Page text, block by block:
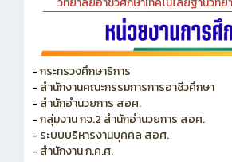
วิทยาลัยการอาชีพพนัสนิคม
วิทยาลัยอาชีวศึกษาเทคโนโลยีฐานวิทย
- กระทรวงศึกษาธิการ
- สำนักงานคณะกรรมการการอาชีวศึกษา
- สำนักอำนวยการ สอศ.
- กลุ่มงาน กจ.2 สำนักอำนวยการ สอศ.
- ระบบบริหารงานบุคคล สอศ.